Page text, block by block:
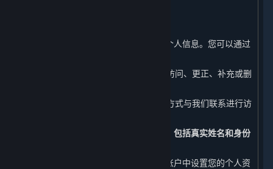
您有权随时访问、更正或补充您的部分个人信息。您可以通过
1. 您可以通过平台客户端在您的账户中访问、更正、补充或删
2. 您可以通过本政策第十条列明的联系方式与我们联系进行访
请注意，您注册时提交的实名认证信息，包括真实姓名和身份
此外，您还可以通过平台客户端在您的账户中设置您的个人资